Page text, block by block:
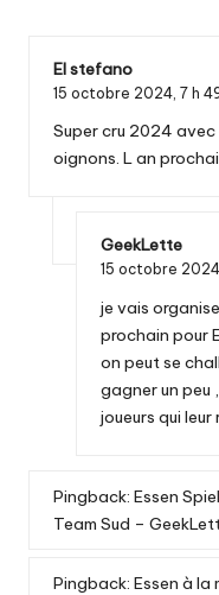
El stefano
15 octobre 2024, 7 h
Super cru 2024
oignons. L an
GeekLette
15 octobre
je vais
prochain pour
on peut se
gagner un peu
joueurs qui
Pingback: Essen
Team Sud –
Pingback: Essen à la